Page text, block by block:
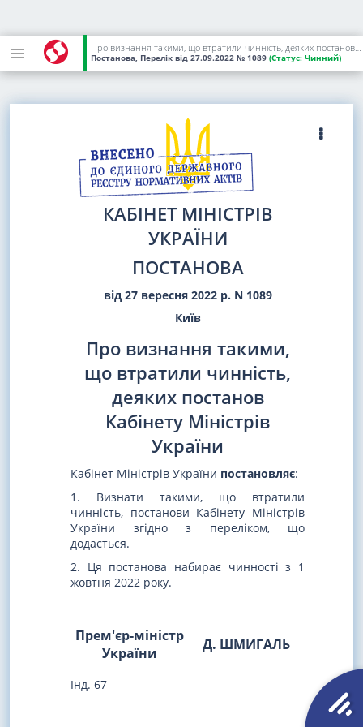
Про визнання такими, що втратили чинність, деяких постанов Кабінету Міністрів України
Постанова, Перелік від 27.09.2022 № 1089 (Статус: Чинний)
КАБІНЕТ МІНІСТРІВ
УКРАЇНИ
ПОСТАНОВА
від 27 вересня 2022 р. N 1089
Київ
Про визнання такими,
що втратили чинність,
деяких постанов
Кабінету Міністрів
України
Кабінет Міністрів України постановляє:
1. Визнати такими, що втратили
чинність, постанови Кабінету Міністрів
України згідно з переліком, що
додається.
2. Ця постанова набирає чинності з 1
жовтня 2022 року.
Прем'єр-міністр
України
Д. ШМИГАЛЬ
Інд. 67